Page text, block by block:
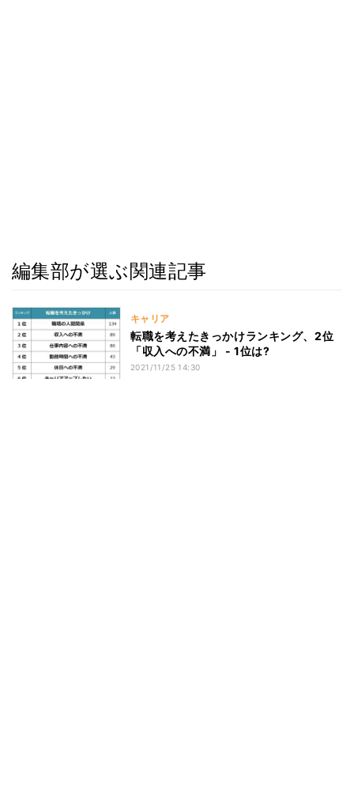
編集部が選ぶ関連記事
キャリア
転職を考えたきっかけランキング、2位
「収入への不満」 - 1位は?
2021/11/25 14:30